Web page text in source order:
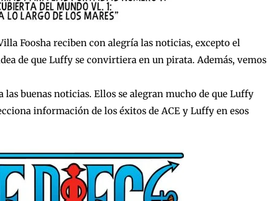
Foosha reciben con alegría las noticias, excepto el
de que Luffy se convirtiera en un pirata. Además, vemos
buenas noticias. Ellos se alegran mucho de que Luffy
información de los éxitos de ACE y Luffy en esos